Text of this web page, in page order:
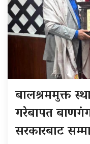
बालश्रममुक्त
गरेबापत
सरकारबाट